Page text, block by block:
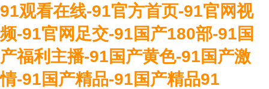
91观看在线-91官方首页-91官网视
频-91官网足交-91国产180部-91国
产福利主播-91国产黄色-91国产激
情-91国产精品-91国产精品91